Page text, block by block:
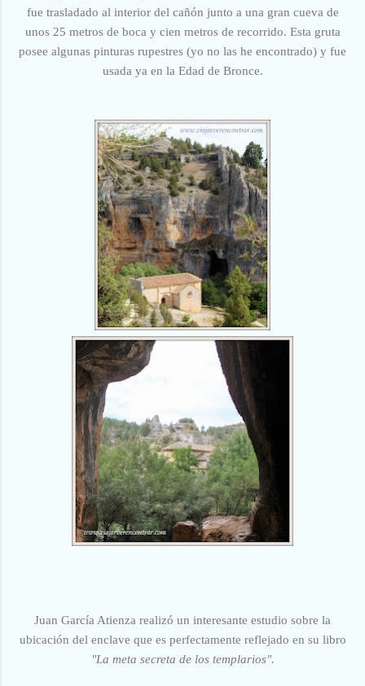
fue trasladado al interior del cañón junto a una gran cueva de
unos 25 metros de boca y cien metros de recorrido. Esta gruta
posee algunas pinturas rupestres (yo no las he encontrado) y fue
usada ya en la Edad de Bronce.
Juan García Atienza realizó un interesante estudio sobre la
ubicación del enclave que es perfectamente reflejado en su libro
"La meta secreta de los templarios".